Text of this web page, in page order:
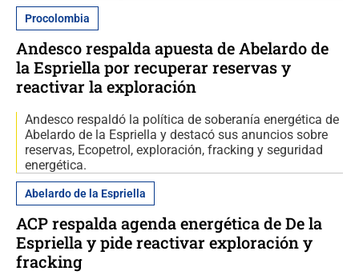
Procolombia
Andesco respalda apuesta de Abelardo de
la Espriella por recuperar reservas y
reactivar la exploración
Andesco respaldó la política de soberanía energética de
Abelardo de la Espriella y destacó sus anuncios sobre
reservas, Ecopetrol, exploración, fracking y seguridad
energética.
Abelardo de la Espriella
ACP respalda agenda energética de De la
Espriella y pide reactivar exploración y
fracking